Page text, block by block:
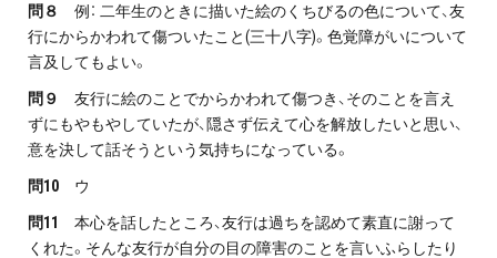
問８
例： 二年生のときに描いた絵のくちびるの色について、友
行にからかわれて傷ついたこと(三十八字)。色覚障がいについて
言及してもよい。
問９
友行に絵のことでからかわれて傷つき、そのことを言え
ずにもやもやしていたが、隠さず伝えて心を解放したいと思い、
意を決して話そうという気持ちになっている。
問10 ウ
問11 本心を話したところ、友行は過ちを認めて素直に謝って
くれた。そんな友行が自分の目の障害のことを言いふらしたり